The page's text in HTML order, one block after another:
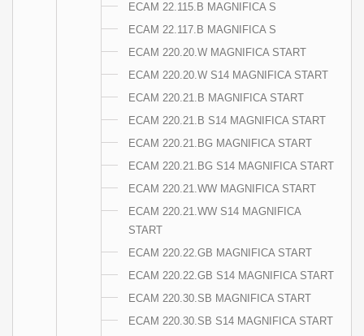
ECAM 22.115.B MAGNIFICA S
ECAM 22.117.B MAGNIFICA S
ECAM 220.20.W MAGNIFICA START
ECAM 220.20.W S14 MAGNIFICA START
ECAM 220.21.B MAGNIFICA START
ECAM 220.21.B S14 MAGNIFICA START
ECAM 220.21.BG MAGNIFICA START
ECAM 220.21.BG S14 MAGNIFICA START
ECAM 220.21.WW MAGNIFICA START
ECAM 220.21.WW S14 MAGNIFICA
START
ECAM 220.22.GB MAGNIFICA START
ECAM 220.22.GB S14 MAGNIFICA START
ECAM 220.30.SB MAGNIFICA START
ECAM 220.30.SB S14 MAGNIFICA START